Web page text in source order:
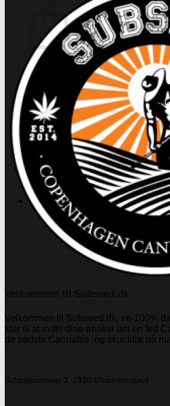
Ingen produkter i kurven.
Tilbage til shoppen
Søg
efter:
Kasse
Velkommen til Subseed.dk, en 100%
klar til at indfri dine ønsker om en fed
de bedste Cannabis -og skunkfrø på
Schioldannsvej 3, 2920 Charlottenlund